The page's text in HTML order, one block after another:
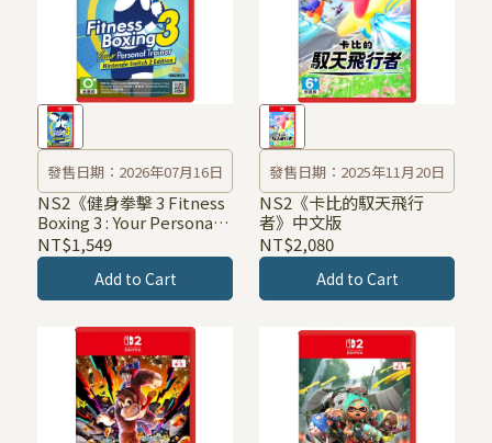
發售日期：2026年07月16日
NS2《健身拳擊 3 Fitness
Boxing 3 : Your Personal
Trainer》中文版
NT$1,549
Add to Cart
發售日期：2025年11月20日
NS2《卡比的馭天飛行
者》中文版
NT$2,080
Add to Cart